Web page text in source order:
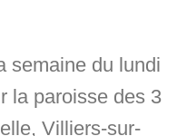
semaine du lundi
la paroisse des 3
Villiers-sur-